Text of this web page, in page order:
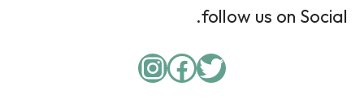
follow us on Social.
Twitter
Facebook
Instagram